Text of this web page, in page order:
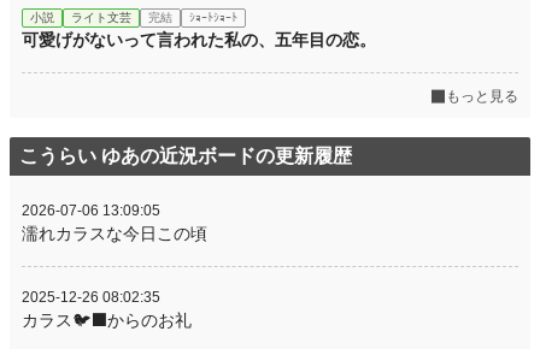
小説 ライト文芸 完結 ｼｮｰﾄｼｮｰﾄ
可愛げがないって言われた私の、五年目の恋。
もっと見る
こうらい ゆあの近況ボードの更新履歴
2026-07-06 13:09:05
濡れカラスな今日この頃
2025-12-26 08:02:35
カラス🐦‍⬛からのお礼